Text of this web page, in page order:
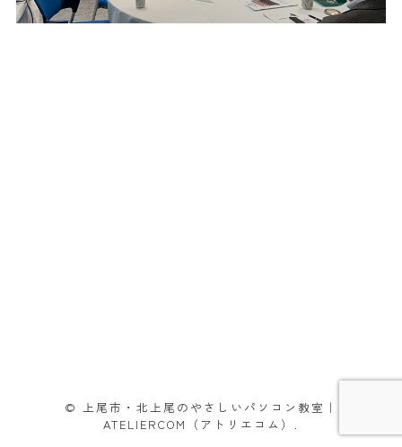
© 上尾市・北上尾のやさしいパソコン教室｜
ATELIERCOM（アトリエコム）.